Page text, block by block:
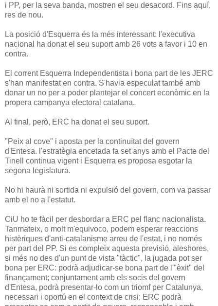
i PP, per la seva banda, mostren el seu desacord. Fins aquí,
res de nou.
La posició d'Esquerra és la més interessant: l'executiva
nacional ha donat el seu suport amb 26 vots a favor i 10 en
contra.
El corrent Esquerra Independentista i bona part de les JERC
s'han manifestat en contra. S'havia especulat també amb
donar un no per a poder plantejar el concert econòmic en la
propera campanya electoral catalana.
Al final, però, ERC ha donat el seu suport.
"Peix al cove" i aposta per la continuïtat del govern
d'Entesa. l'estratègia encetada fa set anys amb el Pacte del
Tinell continua vigent i Esquerra es proposa esgotar la
segona legislatura.
No hi haurà ni sortida ni expulsió del govern, com va passar
amb el no a l'estatut.
CiU ho te fàcil per desbordar a ERC pel flanc nacionalista.
Tanmateix, o molt m'equivoco, podem esperar reaccions
histèriques d'anti-catalanisme arreu de l'estat, i no només
per part del PP. Si es compleix aquesta previsió, aleshores,
si més no des d'un punt de vista "tàctic", la jugada pot ser
bona per ERC: podrà adjudicar-se bona part de l'"èxit" del
finançament; conjuntament amb els socis del govern
d'Entesa, podrà presentar-lo com un triomf per Catalunya,
necessari i oportú en el context de crisi; ERC podrà